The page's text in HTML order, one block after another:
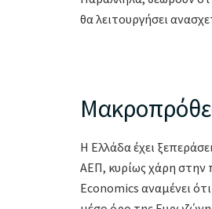
θα λειτουργήσει
Η Ελλάδα έχει
ΑΕΠ, κυρίως χάρη στην
Economics αναμένει